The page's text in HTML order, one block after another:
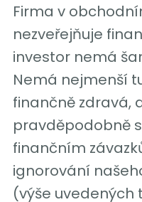
Firma v
nezveřejňuje
investor nemá
Nemá nejmenší
finančně zdravá,
pravděpodobně
finančním
ignorování
(výše uvedených